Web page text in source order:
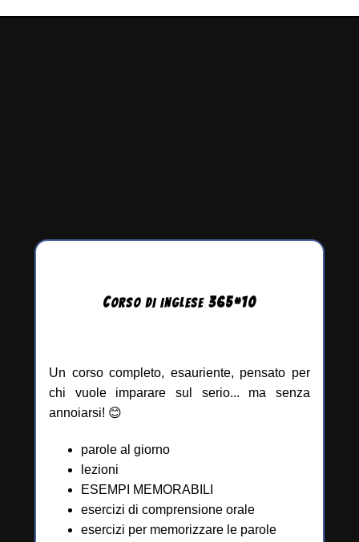
CORSO DI INGLESE 365*10
Un corso completo, esauriente, pensato per
chi vuole imparare sul serio... ma senza
annoiarsi! 😊
parole al giorno
lezioni
ESEMPI MEMORABILI
esercizi di comprensione orale
esercizi per memorizzare le parole